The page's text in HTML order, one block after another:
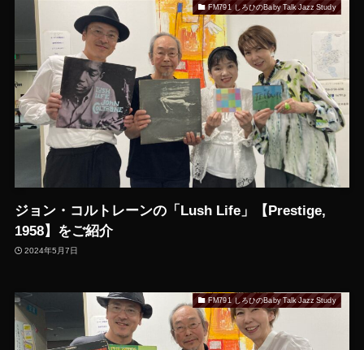
FM791 しろひのBaby Talk Jazz Study
ジョン・コルトレーンの「Lush Life」【Prestige,
1958】をご紹介
2024年5月7日
FM791 しろひのBaby Talk Jazz Study